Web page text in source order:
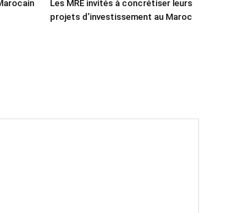
Les MRE invités à concrétiser leurs
projets d’investissement au Maroc